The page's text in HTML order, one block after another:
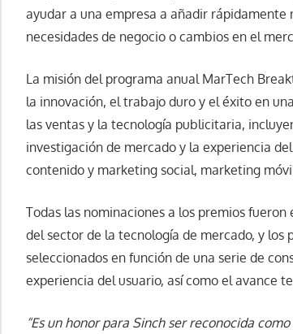
ayudar a una empresa a añadir rápidamente
necesidades de negocio o cambios en el
La misión del programa anual MarTech
la innovación, el trabajo duro y el éxito en
las ventas y la tecnología publicitaria,
investigación de mercado y la experiencia
contenido y marketing social, marketing
Todas las nominaciones a los premios
del sector de la tecnología de mercado, y los
seleccionados en función de una serie de
experiencia del usuario, así como el avance
“Es un honor para Sinch ser reconocida